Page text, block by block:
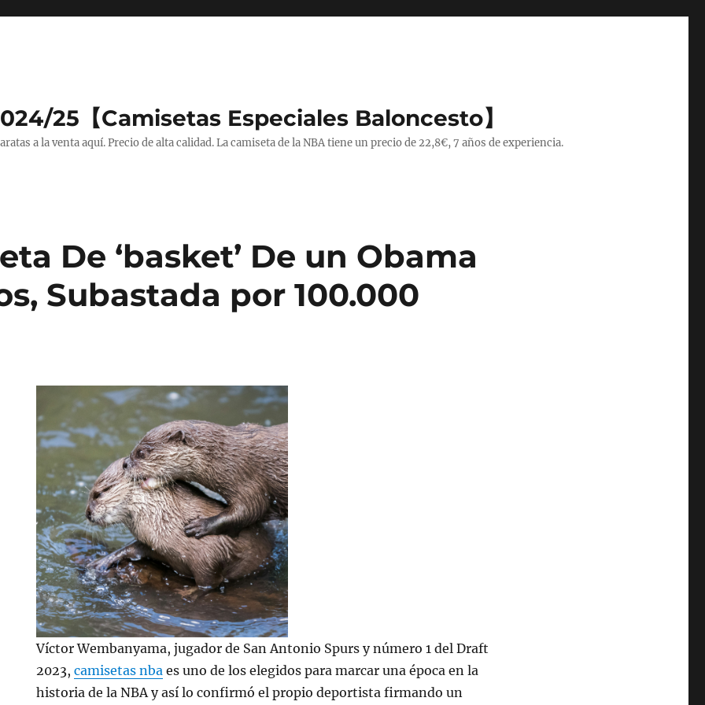
25【Camisetas Especiales Baloncesto】
a la venta aquí. Precio de alta calidad. La camiseta de la NBA tiene un precio de 22,8€, 7 años de experiencia.
De ‘basket’ De un Obama
Subastada por 100.000
Víctor Wembanyama, jugador de San Antonio Spurs y número 1 del Draft
2023,camisetas nba es uno de los elegidos para marcar una época en la
historia de la NBA y así lo confirmó el propio deportista firmando un